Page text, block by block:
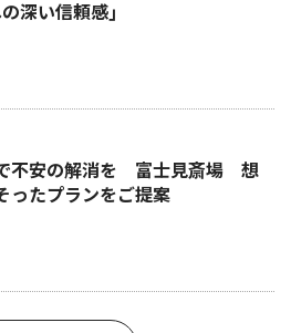
深い信頼感｣
不安の解消を 富士見斎場 想
ったプランをご提案